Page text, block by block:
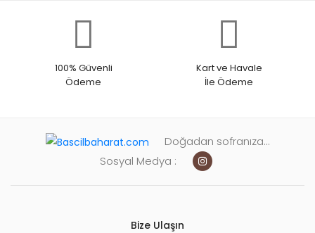
100% Güvenli
Ödeme
Kart ve Havale
İle Ödeme
Doğadan sofranıza...
Sosyal Medya :
Bize Ulaşın